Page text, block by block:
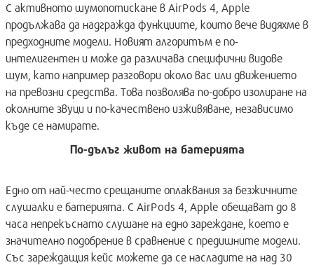
С активното шумопотискане в AirPods 4, Apple
продължава да надгражда функциите, които вече видяхме в
предходните модели. Новият алгоритъм е по-
интелигентен и може да различава специфични видове
шум, като например разговори около вас или движението
на превозни средства. Това позволява по-добро изолиране на
околните звуци и по-качествено изживяване, независимо
къде се намирате.
По-дълъг живот на батерията
Едно от най-често срещаните оплаквания за безжичните
слушалки е батерията. С AirPods 4, Apple обещават до 8
часа непрекъснато слушане на едно зареждане, което е
значително подобрение в сравнение с предишните модели.
Със зареждащия кейс можете да се насладите на над 30